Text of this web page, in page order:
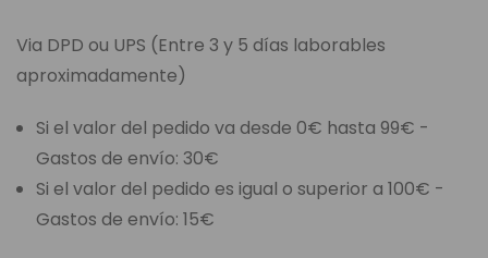
Via DPD ou UPS (Entre 3 y 5 días laborables
aproximadamente)
Si el valor del pedido va desde 0€ hasta 99€ -
Gastos de envío: 30€
Si el valor del pedido es igual o superior a 100€ -
Gastos de envío: 15€